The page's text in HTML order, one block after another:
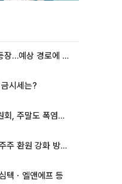
태풍 '돌핀' 이어 '찬홈' 등장…예상 경로에 한국 '한숨'
시세는?
오늘 KBO 긴급 실행위원회, 주말도 폭염취소 될까
삼성전자·SK하이닉스 “주주 환원 강화 방안 마련”
텍ㆍ엘앤에프 등